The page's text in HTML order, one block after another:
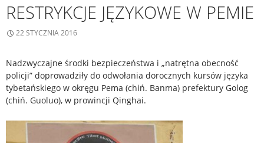
RESTRYKCJE JĘZYKOWE W PEMIE
22 STYCZNIA 2016
Nadzwyczajne środki bezpieczeństwa i „natrętna obecność
policji” doprowadziły do odwołania dorocznych kursów języka
tybetańskiego w okręgu Pema (chiń. Banma) prefektury Golog
(chiń. Guoluo), w prowincji Qinghai.